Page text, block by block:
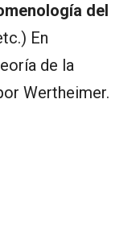
del
En
de la
Wertheimer.